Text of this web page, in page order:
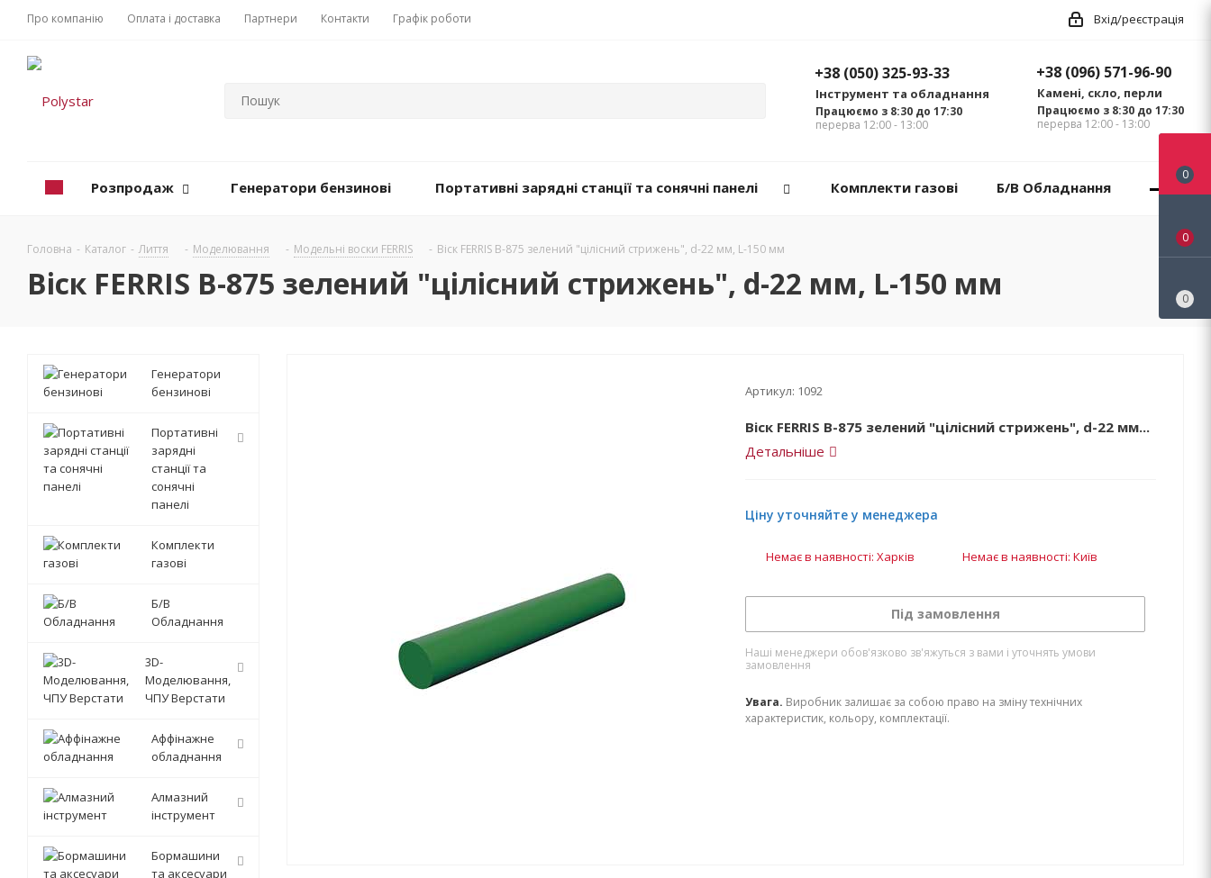
Про компанію Оплата і доставка Партнери Контакти Графік роботи Вхід/реєстрація
+38 (096) 571-96-90
Камені, скло, перли
Працюємо з 8:30 до 17:30
перерва 12:00 - 13:00
+38 (050) 325-93-33
Інструмент та обладнання
Працюємо з 8:30 до 17:30
перерва 12:00 - 13:00
Розпродаж Генератори бензинові Портативні зарядні станції та сонячні панелі Комплекти газові Б/В Обладнання
Головна - Каталог - Лиття - Моделювання - Модельні воски FERRIS - Віск FERRIS B-875 зелений "цілісний стрижень", d-22 мм, L-150 мм
Віск FERRIS B-875 зелений "цілісний стрижень", d-22 мм, L-150 мм
Артикул: 1092
Віск FERRIS B-875 зелений "цілісний стрижень", d-22 мм...
Детальніше
Ціну уточняйте у менеджера
Немає в наявності: Харків Немає в наявності: Київ
Під замовлення
Наші менеджери обов'язково зв'яжуться з вами і уточнять умови
замовлення
Увага. Виробник залишає за собою право на зміну технічних
характеристик, кольору, комплектації.
Генератори
бензинові
Портативні
зарядні
станції та
сонячні
панелі
Комплекти
газові
Б/В
Обладнання
3D-
Моделювання,
ЧПУ Верстати
Аффінажне
обладнання
Алмазний
інструмент
Бормашини
та аксесуари
0
0
0